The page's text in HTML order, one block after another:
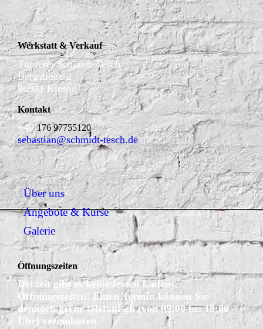
Werkstatt & Verkauf
Töpferei Schmidt-Tesch
Bergstraße 2
86981 Kinsau
Kontakt
+49176 97755120
sebastian@schmidt-tesch.de
Über uns
Angebote & Kurse
Galerie
Öffnungszeiten
Derzeit gibt es keine festen Laden-
Öffnungszeiten! Einen Termin können Sie
dennoch gerne telefonisch (von 09:00 bis 18:00
Uhr) vereinbaren.